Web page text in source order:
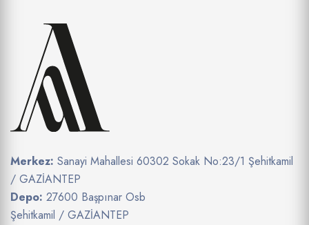
Merkez: Sanayi Mahallesi 60302 Sokak No:23/1 Şehitkamil
/ GAZİANTEP
Depo: 27600 Başpınar Osb
Şehitkamil / GAZİANTEP